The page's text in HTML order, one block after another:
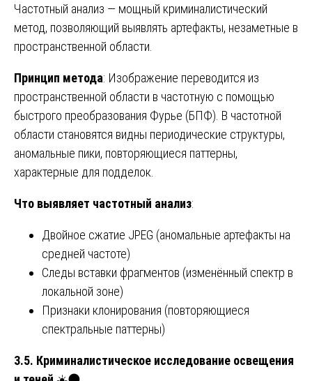
Частотный анализ — мощный криминалистический
метод, позволяющий выявлять артефакты, незаметные в
пространственной области.
Принцип метода: Изображение переводится из
пространственной области в частотную с помощью
быстрого преобразования Фурье (БПФ). В частотной
области становятся видны периодические структуры,
аномальные пики, повторяющиеся паттерны,
характерные для подделок.
Что выявляет частотный анализ:
Двойное сжатие JPEG (аномальные артефакты на
средней частоте)
Следы вставки фрагментов (изменённый спектр в
локальной зоне)
Признаки клонирования (повторяющиеся
спектральные паттерны)
3.5. Криминалистическое исследование освещения